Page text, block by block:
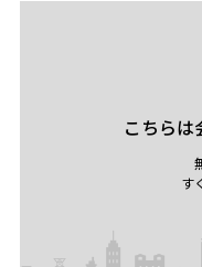
こちらは
す